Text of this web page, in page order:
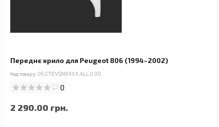
Переднє крило для Peugeot 806 (1994–2002)
Код товару: 05.CTEVSNXXXX.ALL.0.00
0
2 290.00 грн.